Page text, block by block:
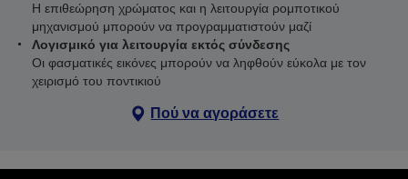
Η επιθεώρηση χρώματος και η λειτουργία ρομποτικού
μηχανισμού μπορούν να προγραμματιστούν μαζί
Λογισμικό για λειτουργία εκτός σύνδεσης
Οι φασματικές εικόνες μπορούν να ληφθούν εύκολα με τον
χειρισμό του ποντικιού
Πού να αγοράσετε